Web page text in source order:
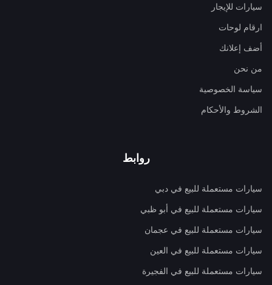
سيارات للإيجار
ارقام لوحات
أضف إعلانك
من نحن
سياسة الخصوصية
الشروط والأحكام
روابط
سيارات مستعملة للبيع في دبي
سيارات مستعملة للبيع في أبو ظبي
سيارات مستعملة للبيع في عجمان
سيارات مستعملة للبيع في العين
سيارات مستعملة للبيع في الفجيرة